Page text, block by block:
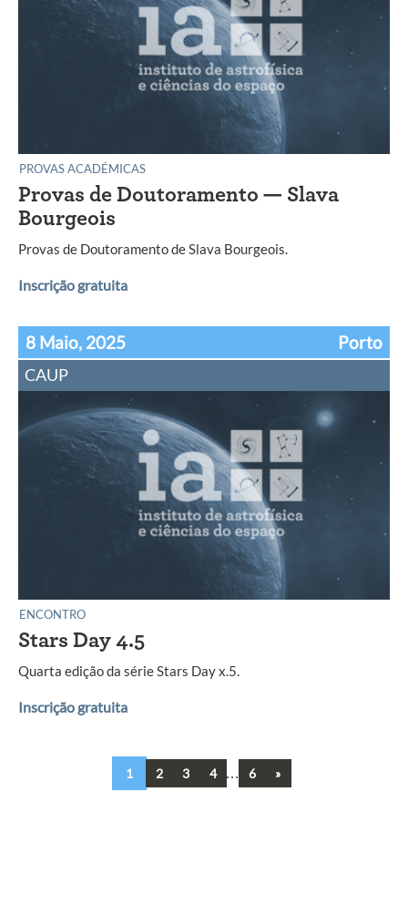
PROVAS ACADÉMICAS
Provas de Doutoramento — Slava
Bourgeois
Provas de Doutoramento de Slava Bourgeois.
Inscrição gratuita
8 Maio, 2025 Porto
CAUP
ENCONTRO
Stars Day 4.5
Quarta edição da série Stars Day x.5.
Inscrição gratuita
Navegação
1 2 3 4 … 6 Next
»